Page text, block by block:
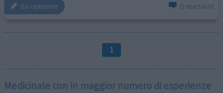
dai opinione 0 reazioni
1
Medicinale con in maggior numero di esperienze